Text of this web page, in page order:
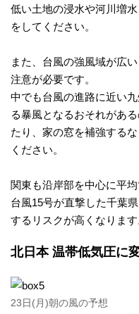
台
警
・
注
意
報
雷
低い土地の浸水や河川増
をしてください。
また、台風の強風域が広
注意が必要です。
中でも台風の進路に近い
る暴風となるおそれがあ
たり、家の窓を補強する
ください。
関東も沿岸部を中心に平
台風15号が直撃した千葉
するリスクが高くなります
北日本 温帯低気圧に
23日(月)朝の風の予想